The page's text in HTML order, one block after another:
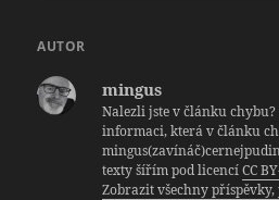
AUTOR
mingus
Nalezli jste v článku
informaci, která v článku
texty šířím pod licencíCC
Zobrazit všechny